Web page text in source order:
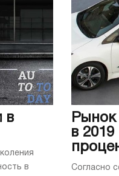
в
в
Рынок
в
Согласно